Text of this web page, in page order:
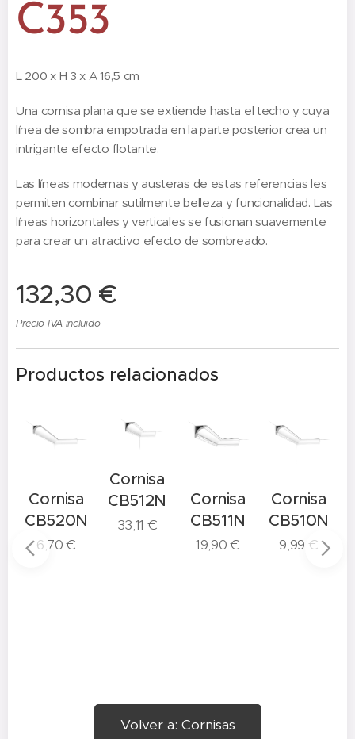
C353
L 200 x H 3 x A 16,5 cm
Una cornisa plana que se extiende hasta el techo y cuya
línea de sombra empotrada en la parte posterior crea un
intrigante efecto flotante.
Las líneas modernas y austeras de estas referencias les
permiten combinar sutilmente belleza y funcionalidad. Las
líneas horizontales y verticales se fusionan suavemente
para crear un atractivo efecto de sombreado.
132,30 €
Precio IVA incluido
Productos relacionados
Cornisa
CB520N
6,70€
Cornisa
CB512N
33,11 €
Cornisa
CB511N
19,90€
Cornisa
CB510N
9,99 €
Volver a: Cornisas